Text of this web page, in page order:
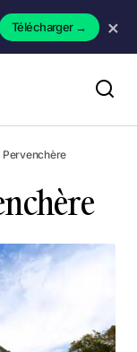
Télécharger→ ×
Pervenchère